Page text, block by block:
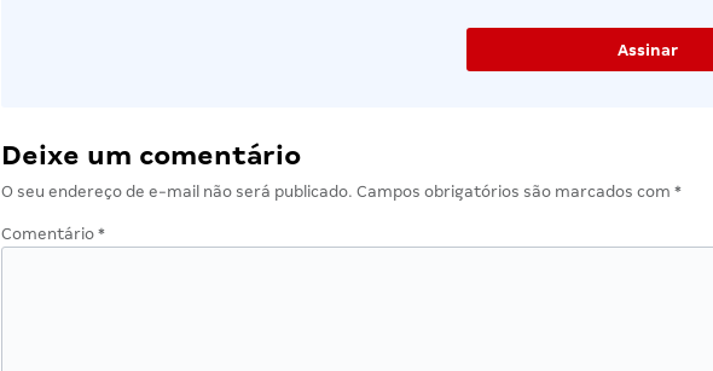
Deixe um comentário
O seu endereço de e-mail não será publicado. Campos obrigatórios são marcados com *
Comentário *